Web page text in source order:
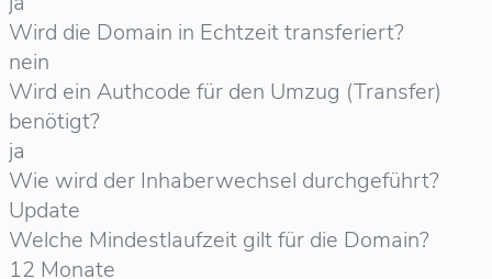
Wird die Domain in Echtzeit transferiert?
nein
Wird ein Authcode für den Umzug (Transfer)
benötigt?
ja
Wie wird der Inhaberwechsel durchgeführt?
Update
Welche Mindestlaufzeit gilt für die Domain?
12 Monate